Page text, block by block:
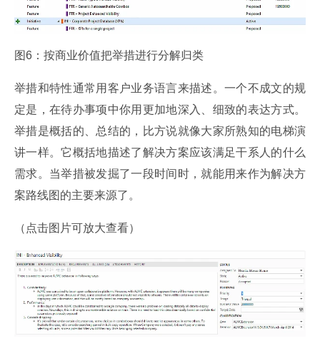
图6：按商业价值把举措进行分解归类
举措和特性通常用客户业务语言来描述。一个不成文的规
定是，在待办事项中你用更加地深入、细致的表达方式。
举措是概括的、总结的，比方说就像大家所熟知的电梯演
讲一样。它概括地描述了解决方案应该满足干系人的什么
需求。当举措被发掘了一段时间时，就能用来作为解决方
案路线图的主要来源了。
（点击图片可放大查看）